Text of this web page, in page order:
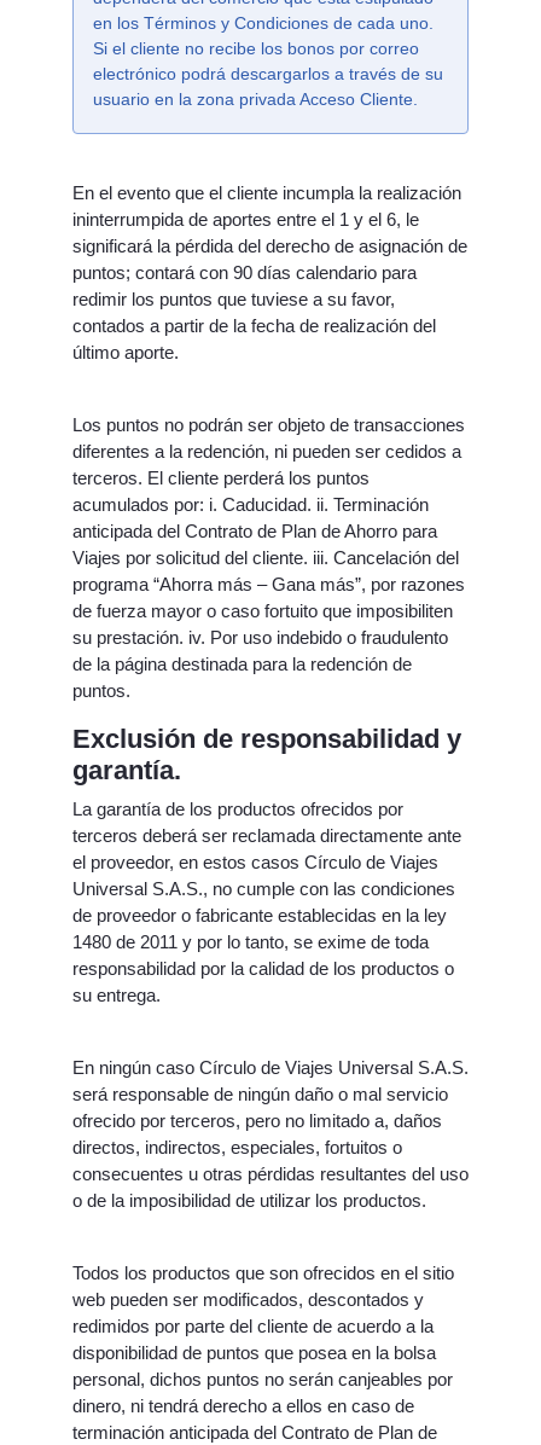
en los Términos y Condiciones de cada uno.
Si el cliente no recibe los bonos por correo
electrónico podrá descargarlos a través de su
usuario en la zona privada Acceso Cliente.
En el evento que el cliente incumpla la realización
ininterrumpida de aportes entre el 1 y el 6, le
significará la pérdida del derecho de asignación de
puntos; contará con 90 días calendario para
redimir los puntos que tuviese a su favor,
contados a partir de la fecha de realización del
último aporte.
Los puntos no podrán ser objeto de transacciones
diferentes a la redención, ni pueden ser cedidos a
terceros. El cliente perderá los puntos
acumulados por: i. Caducidad. ii. Terminación
anticipada del Contrato de Plan de Ahorro para
Viajes por solicitud del cliente. iii. Cancelación del
programa “Ahorra más – Gana más”, por razones
de fuerza mayor o caso fortuito que imposibiliten
su prestación. iv. Por uso indebido o fraudulento
de la página destinada para la redención de
puntos.
Exclusión de responsabilidad y
garantía.
La garantía de los productos ofrecidos por
terceros deberá ser reclamada directamente ante
el proveedor, en estos casos Círculo de Viajes
Universal S.A.S., no cumple con las condiciones
de proveedor o fabricante establecidas en la ley
1480 de 2011 y por lo tanto, se exime de toda
responsabilidad por la calidad de los productos o
su entrega.
En ningún caso Círculo de Viajes Universal S.A.S.
será responsable de ningún daño o mal servicio
ofrecido por terceros, pero no limitado a, daños
directos, indirectos, especiales, fortuitos o
consecuentes u otras pérdidas resultantes del uso
o de la imposibilidad de utilizar los productos.
Todos los productos que son ofrecidos en el sitio
web pueden ser modificados, descontados y
redimidos por parte del cliente de acuerdo a la
disponibilidad de puntos que posea en la bolsa
personal, dichos puntos no serán canjeables por
dinero, ni tendrá derecho a ellos en caso de
terminación anticipada del Contrato de Plan de